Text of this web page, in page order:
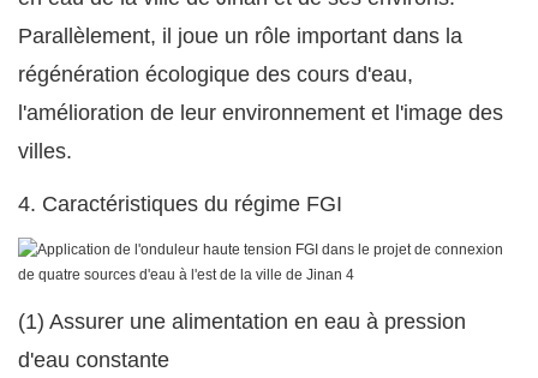
Parallèlement, il joue un rôle important dans la
régénération écologique des cours d'eau,
l'amélioration de leur environnement et l'image des
villes.
4. Caractéristiques du régime FGI
(1) Assurer une alimentation en eau à pression
d'eau constante